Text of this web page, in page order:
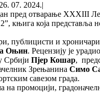
07. 2024.|
пред отварање XXXIII
књига која представља
публицисти и
Оњин. Рецензију је
Србији Пјер Кошар,
Зрењанина Симо
савезом града.
на промоцији,